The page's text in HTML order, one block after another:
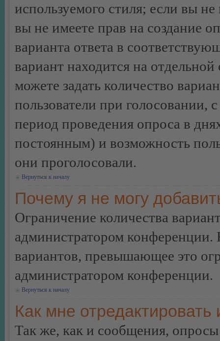
используемого стиля; если вы
вы не имеете прав на создание
варианта ответа в
вариант находится на
можете задать количество
пользователи при
период проведения опроса в
постоянным) и возможность
они проголосовали.
Вернуться к началу
Почему я не могу
Ограничение количества
администратором конференции.
вариантов, превышающее это
администратором конференции.
Вернуться к началу
Как мне
Так же, как и сообщения, опросы